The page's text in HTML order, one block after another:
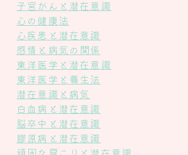
子宮がんと潜在意識
心の健康法
心疾患と潜在意識
感情と病気の関係
東洋医学と潜在意識
東洋医学と養生法
潜在意識と病気
白血病と潜在意識
脳卒中と潜在意識
膠原病と潜在意識